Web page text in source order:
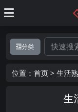
分类
位置： 首页 > 生活
生